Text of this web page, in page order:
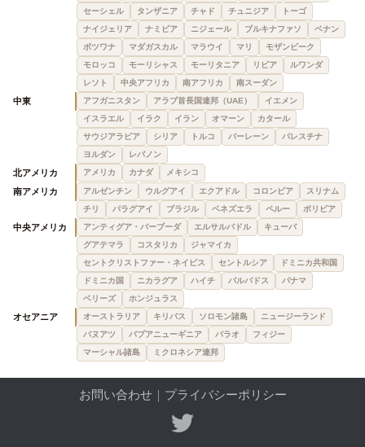
セーシェル
タンザニア チャド チュニジア
トーゴ
ナイジェリア
ナミビア ニジェール ブルキナファソ
ベナン
ボツワナ
マダガスカル マラウイ マリ
モザンビーク
モロッコ
モーリシャス モーリタニア リビア
ルワンダ
レソト
中央アフリカ 南アフリカ 南スーダン
中東 アフガニスタン アラブ首長国連邦（UAE）
イエメン
イスラエル
イラク イラン オマーン
カタール
サウジアラビア
シリア トルコ バーレーン
パレスチナ
ヨルダン
レバノン
北アメリカ アメリカ カナダ メキシコ
南アメリカ アルゼンチン ウルグアイ エクアドル コロンビア
スリナム
チリ
パラグアイ ブラジル ベネズエラ ペルー ボリビア
中央アメリカ アンティグア・バーブーダ エルサルバドル
キューバ
グアテマラ
コスタリカ
ジャマイカ
セントクリストファー・ネイビス
セントルシア
ドミニカ共和国
ドミニカ国
ニカラグア ハイチ バルバドス
パナマ
ベリーズ
ホンジュラス
オセアニア オーストラリア キリバス ソロモン諸島
ニュージーランド
バヌアツ
パプアニューギニア パラオ
フィジー
マーシャル諸島
ミクロネシア連邦
お問い合わせ｜ プライバシーポリシー